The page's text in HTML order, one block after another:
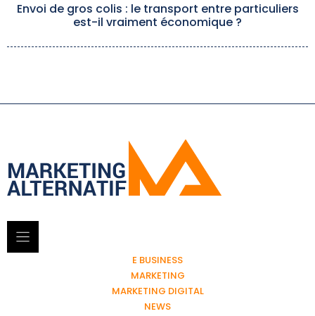
Envoi de gros colis : le transport entre particuliers
est-il vraiment économique ?
E BUSINESS
MARKETING
MARKETING DIGITAL
NEWS